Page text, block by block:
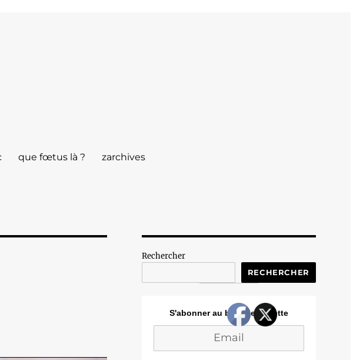
que fœtus là ? zarchives
Rechercher
RECHERCHER
S'abonner au blog de Cozette